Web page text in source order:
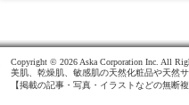
Copyright © 2026 Aska Corporation Inc. All
美肌、乾燥肌、敏感肌の天然化粧品や天然
【掲載の記事・写真・イラストなどの無断